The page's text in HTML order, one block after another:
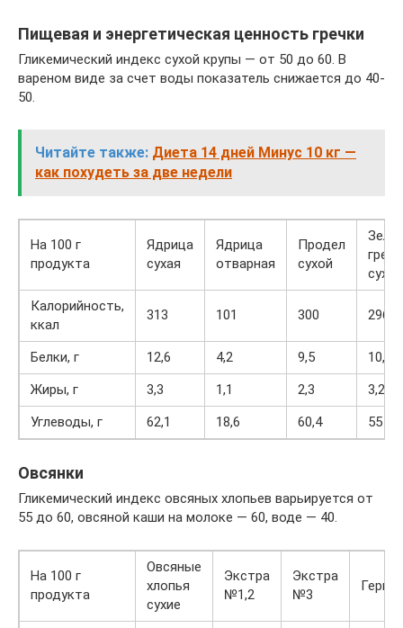
Пищевая и энергетическая ценность гречки
Гликемический индекс сухой крупы — от 50 до 60. В
вареном виде за счет воды показатель снижается до 40-
50.
Читайте также: Диета 14 дней Минус 10 кг —
как похудеть за две недели
На 100 г
продукта
Ядрица
сухая
Ядрица
отварная
Продел
сухой
сухая
Калорийность,
ккал
313 101 300 296
Белки, г 12,6 4,2 9,5
10,8
Жиры, г
3,3 1,1 2,3
3,2
Углеводы, г
62,1 18,6 60,4 55
Овсянки
Гликемический индекс овсяных хлопьев варьируется от
55 до 60, овсяной каши на молоке — 60, воде — 40.
На 100 г
продукта
Овсяные
хлопья
сухие
Экстра
№1,2
Экстра
№3